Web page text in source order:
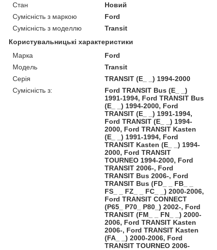
Стан
Новий
Сумісність з маркою
Ford
Сумісність з моделлю
Transit
Користувальницькі характеристики
Марка
Ford
Модель
Transit
Серія
TRANSIT (E_ _) 1994-2000
Сумісність з:
Ford TRANSIT Bus (E_ _)
1991-1994, Ford TRANSIT Bus
(E_ _) 1994-2000, Ford
TRANSIT (E_ _) 1991-1994,
Ford TRANSIT (E_ _) 1994-
2000, Ford TRANSIT Kasten
(E_ _) 1991-1994, Ford
TRANSIT Kasten (E_ _) 1994-
2000, Ford TRANSIT
TOURNEO 1994-2000, Ford
TRANSIT 2006-, Ford
TRANSIT Bus 2006-, Ford
TRANSIT Bus (FD_ _ FB_ _
FS_ _ FZ_ _ FC_ _) 2000-2006,
Ford TRANSIT CONNECT
(P65_ P70_ P80_) 2002-, Ford
TRANSIT (FM_ _ FN_ _) 2000-
2006, Ford TRANSIT Kasten
2006-, Ford TRANSIT Kasten
(FA_ _) 2000-2006, Ford
TRANSIT TOURNEO 2006-